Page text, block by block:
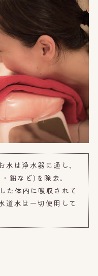
は浄水器に通し、
鉛など)を除去。
た体内に吸収されて
道水は一切使用して